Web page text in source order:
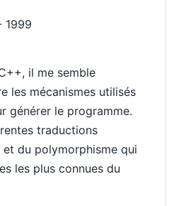
1999
il me semble
les mécanismes utilisés
générer le programme.
traductions
et du polymorphisme qui
les plus connues du